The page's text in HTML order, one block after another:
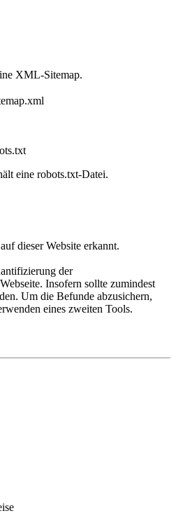
XML-Sitemap.
eine robots.txt-Datei.
dieser Website erkannt.
der
Insofern sollte zumindest
Um die Befunde abzusichern,
eines zweiten Tools.